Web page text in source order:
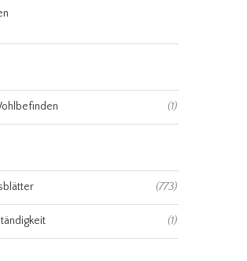
(1)
(773)
(1)